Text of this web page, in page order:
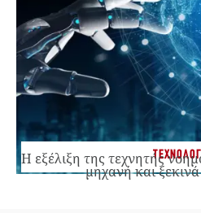
Η εξέλιξη της τεχνητής
μηχανή και